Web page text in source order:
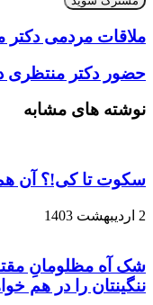
خود
وارد
ملاقات مردمی دکتر
حضور دکتر منتظری
نوشته های مشابه
سکوت تا کی!؟ آن
2 اردیبهشت 1403
شک آه مظلومانِ
ننگینتان را در هم